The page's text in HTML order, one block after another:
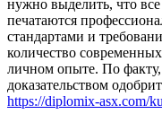
нужно выделить, что
печатаются
стандартами и
количество
личном опыте. По
доказательством
https://diplomix-asx.com/